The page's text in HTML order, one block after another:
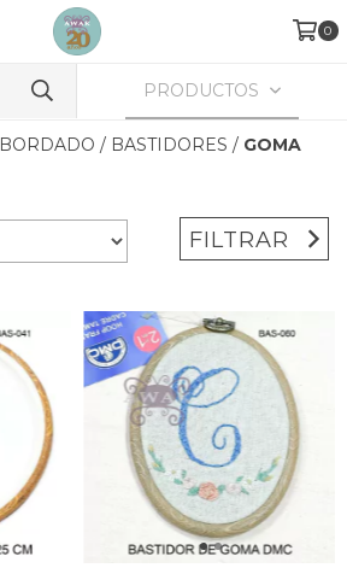
0
PRODUCTOS
BORDADO / BASTIDORES / GOMA
FILTRAR